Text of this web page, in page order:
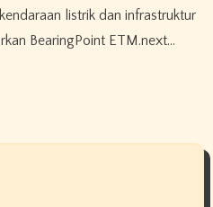
listrik dan infrastruktur
BearingPoint ETM.next…